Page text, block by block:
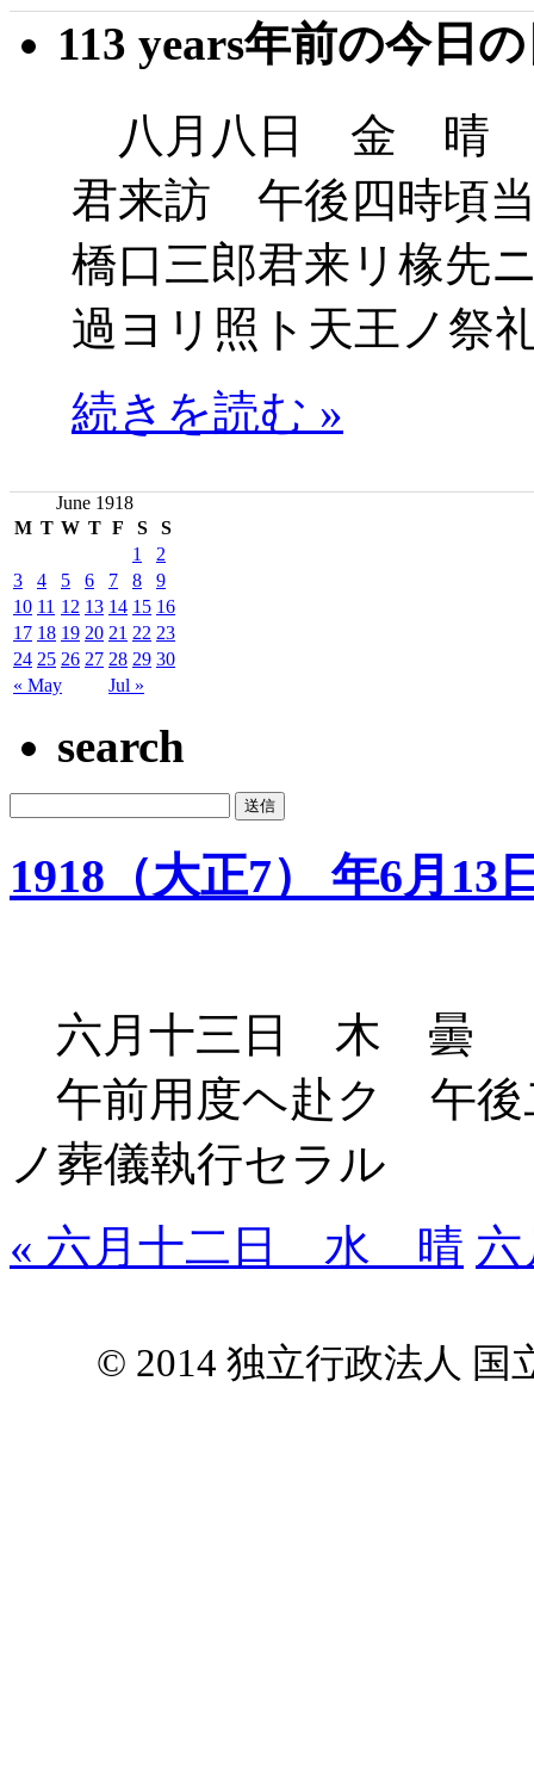
113 years年前の今日
八月八日 金 晴
君来訪 午後四時頃
橋口三郎君来リ椽先
過ヨリ照ト天王ノ祭
続きを読む »
June 1918
M T W T F S S
« May Jul »
1
2
3
4 5 6 7 8
9
10 11 12 13 14 15 16
17 18 19 20 21 22 23
24 25 26 27 28 29 30
search
1918（大正7） 年6月13
六月十三日 木 曇
午前用度ヘ赴ク 午後
ノ葬儀執行セラル
« 六月十二日 水 晴
© 2014 独立行政法人 国